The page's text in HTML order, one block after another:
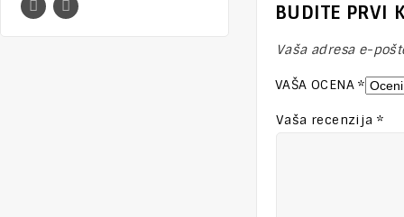
BUDITE PRVI
Vaša adresa e-
VAŠA OCENA*
Vaša recenzija*